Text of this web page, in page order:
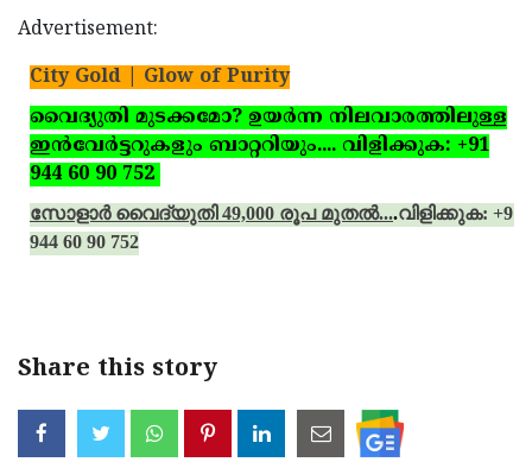
Advertisement:
City Gold | Glow of Purity
വൈദ്യുതി മുടക്കമോ? ഉയര്‍ന്ന നിലവാരത്തിലുള്ള
ഇന്‍വേര്‍ട്ടറുകളും ബാറ്ററിയും.... വിളിക്കുക: +91
944 60 90 752
സോളാര്‍ വൈദ്യുതി 49,000 രൂപ മുതല്‍....വിളിക്കുക: +91
944 60 90 752
Share this story